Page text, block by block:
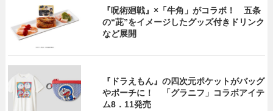
『呪術廻戦』×「牛角」がコラボ！ 五条
の“茈”をイメージしたグッズ付きドリンク
など展開
『ドラえもん』の四次元ポケットがバッグ
やポーチに！ 「グラニフ」コラボアイテ
ム8．11発売